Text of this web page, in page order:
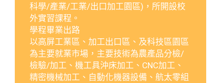
科學/產業/工業/出口加工園區)，所開設校
外實習課程。
學程畢業出路
以高屏工業區、加工出口區、及科技區園區
為主要就業市場，主要技術為農產品分檢/
檢驗/加工、機工具沖床加工、CNC加工、
精密機械加工、自動化機器設備、航太零組